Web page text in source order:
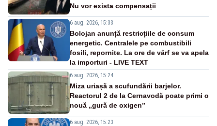
Nu vor exista compensații
6 aug. 2026, 15:33
Bolojan anunță restricțiile de consum
energetic. Centralele pe combustibili
fosili, repornite. La ore de vârf se va apela
la importuri - LIVE TEXT
6 aug. 2026, 15:24
Miza uriașă a scufundării barjelor.
Reactorul 2 de la Cernavodă poate primi o
nouă „gură de oxigen”
6 aug. 2026, 15:23